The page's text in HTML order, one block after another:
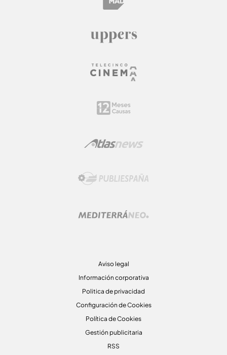
Aviso legal
Información corporativa
Politica de privacidad
Configuración de Cookies
Política de Cookies
Gestión publicitaria
RSS